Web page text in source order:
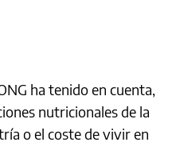
ha tenido en cuenta,
nutricionales de la
o el coste de vivir en